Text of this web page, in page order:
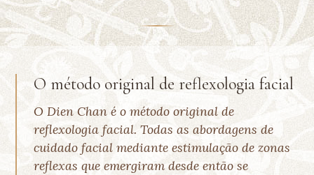
O método original de reflexologia facial
O Dien Chan é o método original de
reflexologia facial. Todas as abordagens de
cuidado facial mediante estimulação de zonas
reflexas que emergiram desde então se